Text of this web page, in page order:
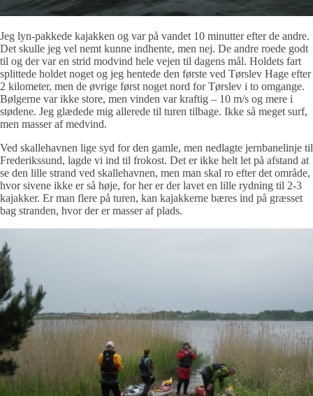
Jeg lyn-pakkede kajakken og var på vandet 10 minutter efter de andre.
Det skulle jeg vel nemt kunne indhente, men nej. De andre roede godt
til og der var en strid modvind hele vejen til dagens mål. Holdets fart
splittede holdet noget og jeg hentede den første ved Tørslev Hage efter
2 kilometer, men de øvrige først noget nord for Tørslev i to omgange.
Bølgerne var ikke store, men vinden var kraftig – 10 m/s og mere i
stødene. Jeg glædede mig allerede til turen tilbage. Ikke så meget surf,
men masser af medvind.
Ved skallehavnen lige syd for den gamle, men nedlagte jernbanelinje til
Frederikssund, lagde vi ind til frokost. Det er ikke helt let på afstand at
se den lille strand ved skallehavnen, men man skal ro efter det område,
hvor sivene ikke er så høje, for her er der lavet en lille rydning til 2-3
kajakker. Er man flere på turen, kan kajakkerne bæres ind på græsset
bag stranden, hvor der er masser af plads.